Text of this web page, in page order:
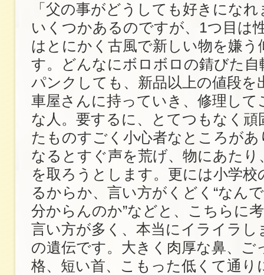
「父の事がどうしても好きにな
いくつかあるのですが、1つ目は
はとにかく古風で新しい物を嫌う
す。どんなにボロボロの錆びた自
パンクしても、新品以上の値段を
車屋さんに持っていき、修理して
な人。要するに、とてつもなく頑
たものすごく小心者なところがあ
なるとすぐ声を荒げ、物にあたり
を取ろうとします。更には小学校
るからか、言い方がくどく“なん
分からんのか”などと、こちらに
言い方が多く、本当にイライラし
の遺伝です。大きく肉厚な鼻、ご
格、短い首、こもった低くて通り